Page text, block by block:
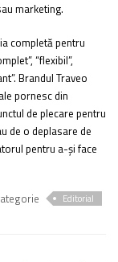
marketing.
completă pentru
“flexibil”,
Brandul Traveo
pornesc din
de plecare pentru
de o deplasare de
pentru a-și face
Editorial